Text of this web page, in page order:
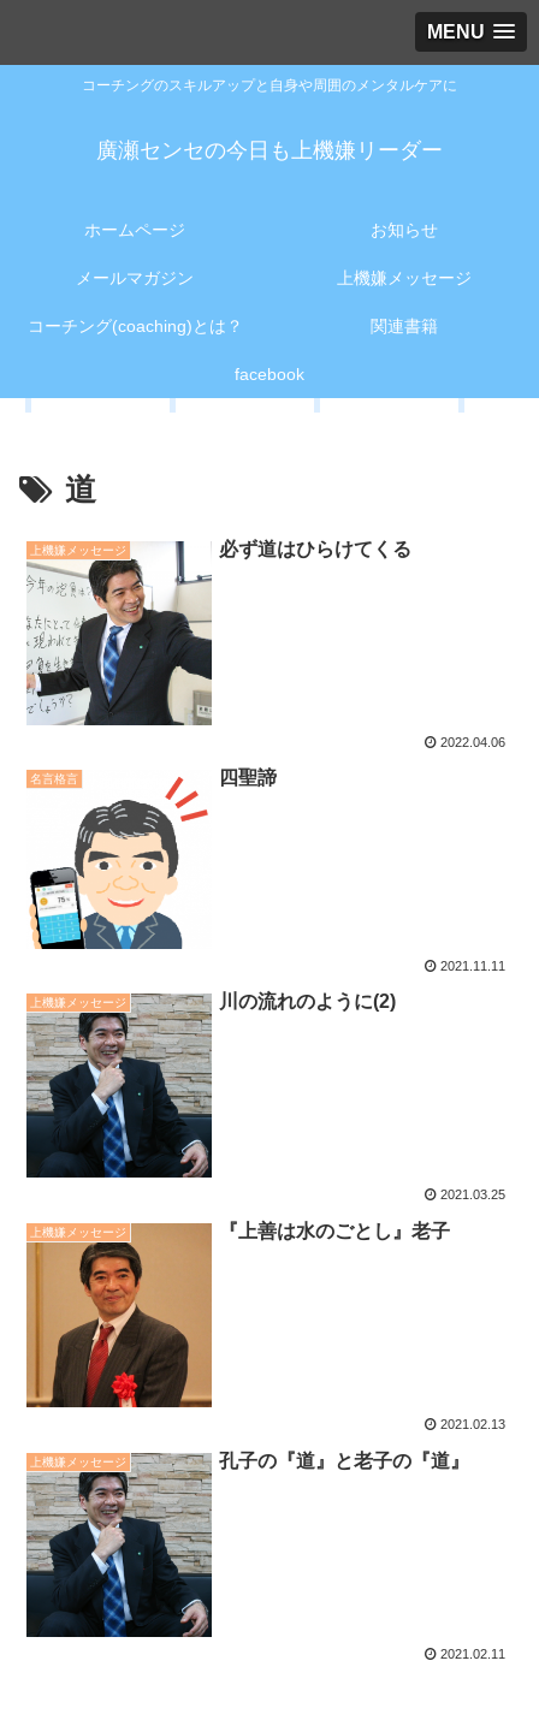
MENU
コーチングのスキルアップと自身や周囲のメンタルケアに
廣瀬センセの今日も上機嫌リーダー
ホームページ お知らせ
メールマガジン 上機嫌メッセージ
コーチング(coaching)とは？ 関連書籍
facebook
道
上機嫌メッセージ 必ず道はひらけてくる
2022.04.06
名言格言 四聖諦
2021.11.11
上機嫌メッセージ 川の流れのように(2)
2021.03.25
上機嫌メッセージ 『上善は水のごとし』老子
2021.02.13
上機嫌メッセージ 孔子の『道』と老子の『道』
2021.02.11